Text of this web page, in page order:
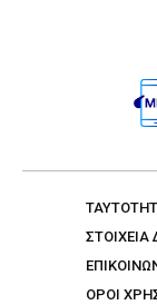
ΣΤΟΙΧΕΙΑ
ΟΡΟΙ